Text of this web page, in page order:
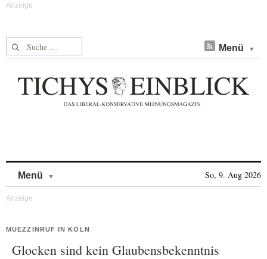
Suche nach: Menü
Menü So, 9. Aug 2026
MUEZZINRUF IN KÖLN
Glocken sind kein Glaubensbekenntnis